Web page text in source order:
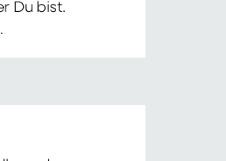
Du bist.